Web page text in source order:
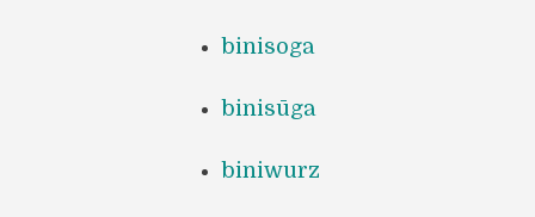
binisoga
binisūga
biniwurz